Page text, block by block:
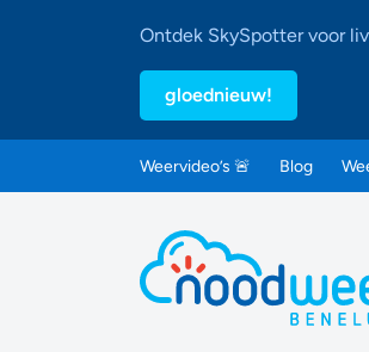
Ontdek SkySpotter voor
gloednieuw!
Weervideo’s 🚨 Blog